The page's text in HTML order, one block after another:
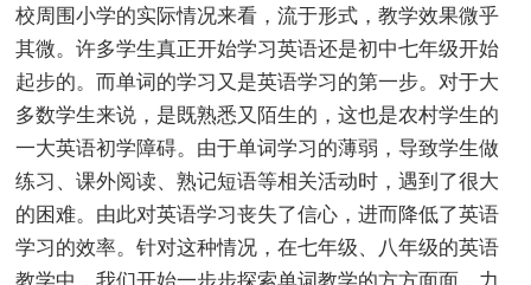
校周围小学的实际情况来看，流于形式，教学效果微乎
其微。许多学生真正开始学习英语还是初中七年级开始
起步的。而单词的学习又是英语学习的第一步。对于大
多数学生来说，是既熟悉又陌生的，这也是农村学生的
一大英语初学障碍。由于单词学习的薄弱，导致学生做
练习、课外阅读、熟记短语等相关活动时，遇到了很大
的困难。由此对英语学习丧失了信心，进而降低了英语
学习的效率。针对这种情况，在七年级、八年级的英语
教学中，我们开始一步步探索单词教学的方方面面，力